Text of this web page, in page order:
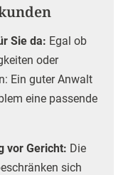
Sie da: Egal ob
oder
Ein guter Anwalt
eine passende
vor Gericht: Die
sich